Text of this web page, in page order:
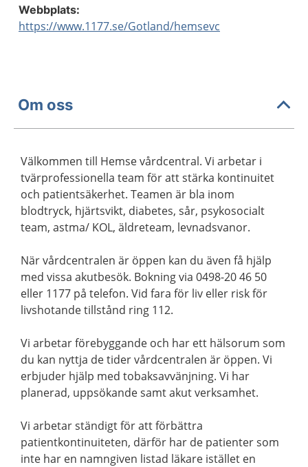
Webbplats:
https://www.1177.se/Gotland/hemsevc
Om oss
Välkommen till Hemse vårdcentral. Vi arbetar i
tvärprofessionella team för att stärka kontinuitet
och patientsäkerhet. Teamen är bla inom
blodtryck, hjärtsvikt, diabetes, sår, psykosocialt
team, astma/ KOL, äldreteam, levnadsvanor.
När vårdcentralen är öppen kan du även få hjälp
med vissa akutbesök. Bokning via 0498-20 46 50
eller 1177 på telefon. Vid fara för liv eller risk för
livshotande tillstånd ring 112.
Vi arbetar förebyggande och har ett hälsorum som
du kan nyttja de tider vårdcentralen är öppen. Vi
erbjuder hjälp med tobaksavvänjning. Vi har
planerad, uppsökande samt akut verksamhet.
Vi arbetar ständigt för att förbättra
patientkontinuiteten, därför har de patienter som
inte har en namngiven listad läkare istället en